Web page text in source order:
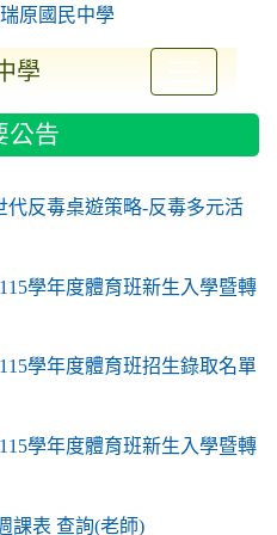
學
公告
m2.ryjh.tyc.edu.tw/ryjh011/
代反毒桌遊策略-反毒多元活
學年度體育班新生入學暨轉
學年度體育班招生錄取名單
學年度體育班新生入學暨轉
課表 查詢(老師)